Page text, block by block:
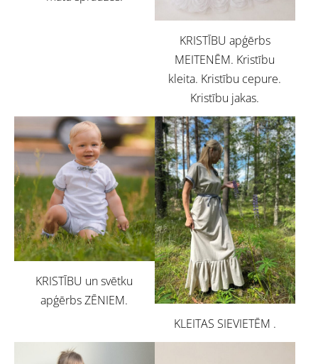
KRISTĪBU apģērbs
MEITENĒM. Kristību
kleita. Kristību cepure.
Kristību jakas.
KRISTĪBU un svētku
apģērbs ZĒNIEM.
KLEITAS SIEVIETĒM .